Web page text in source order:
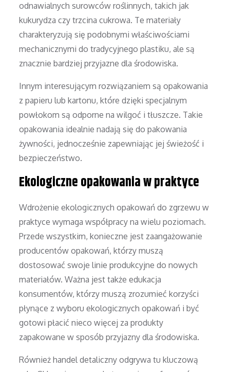
odnawialnych surowców roślinnych, takich jak
kukurydza czy trzcina cukrowa. Te materiały
charakteryzują się podobnymi właściwościami
mechanicznymi do tradycyjnego plastiku, ale są
znacznie bardziej przyjazne dla środowiska.
Innym interesującym rozwiązaniem są opakowania
z papieru lub kartonu, które dzięki specjalnym
powłokom są odporne na wilgoć i tłuszcze. Takie
opakowania idealnie nadają się do pakowania
żywności, jednocześnie zapewniając jej świeżość i
bezpieczeństwo.
Ekologiczne opakowania w praktyce
Wdrożenie ekologicznych opakowań do zgrzewu w
praktyce wymaga współpracy na wielu poziomach.
Przede wszystkim, konieczne jest zaangażowanie
producentów opakowań, którzy muszą
dostosować swoje linie produkcyjne do nowych
materiałów. Ważna jest także edukacja
konsumentów, którzy muszą zrozumieć korzyści
płynące z wyboru ekologicznych opakowań i być
gotowi płacić nieco więcej za produkty
zapakowane w sposób przyjazny dla środowiska.
Również handel detaliczny odgrywa tu kluczową